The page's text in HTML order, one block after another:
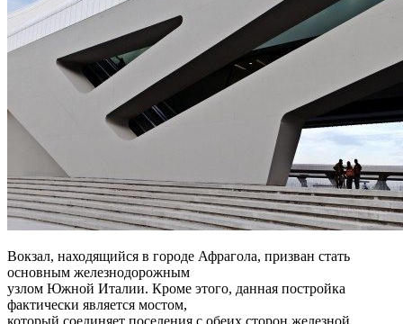
Вокзал, находящийся в городе Афрагола, призван стать
основным железнодорожным
узлом Южной Италии. Кроме этого, данная постройка
фактически является мостом,